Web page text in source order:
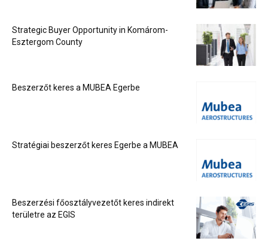
Strategic Buyer Opportunity in Komárom-
Esztergom County
Beszerzőt keres a MUBEA Egerbe
Stratégiai beszerzőt keres Egerbe a MUBEA
Beszerzési főosztályvezetőt keres indirekt
területre az EGIS